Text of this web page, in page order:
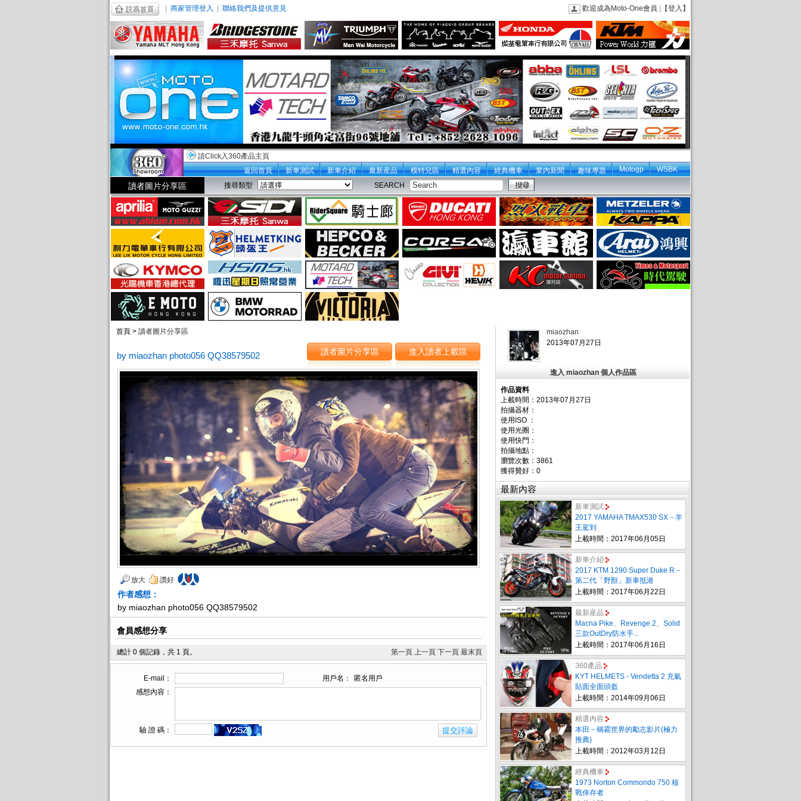
商家管理登入 聯絡我們及提供意見 歡迎成為Moto-One會員 【登入】
請Click入360產品主頁
返回首頁
新車測試 新車介紹 最新産品 模特兒區 精選內容 經典機車 業內新聞 趣味專題 Motogp WSBK
讀者圖片分享區 搜尋類型 SEARCH
首頁 > 讀者圖片分享區
by miaozhan photo056 QQ38579502 進入讀者上載區
讀者圖片分享區
放大 讚好
作者感想：
by miaozhan photo056 QQ38579502
會員感想分享
總計 0 個記錄，共 1 頁。 第一頁 上一頁 下一頁 最末頁
E-mail： 用戶名：
匿名用戶
感想內容：
驗 證 碼：
miaozhan
2013年07月27日
進入 miaozhan 個人作品區
作品資料
上載時間：2013年07月27日
拍攝器材：
使用ISO ：
使用光圈：
使用快門：
拍攝地點：
瀏覽次數：3861
獲得贊好： 0
最新內容
新車測試
2017 YAMAHA TMAX530 SX－羊
王駕到
上載時間：2017年06月05日
新車介紹
2017 KTM 1290 Super Duke R－
第二代「野獸」新車抵港
上載時間：2017年06月22日
最新産品
Macna Pike、Revenge 2、Solid
三款OutDry防水手...
上載時間：2017年06月16日
360產品
KYT HELMETS - Vendetta 2 充氣
貼面全面頭盔
上載時間：2014年09月06日
精選內容
本田－稱霸世界的勵志影片(極力
推薦)
上載時間：2012年03月12日
經典機車
1973 Norton Commondo 750 核
戰倖存者